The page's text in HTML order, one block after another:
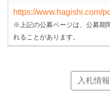
https://www.hagishi.com/
※上記の公募ページは、公募期
れることがあります。
入札情